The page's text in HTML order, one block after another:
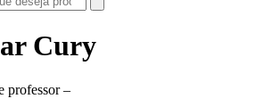
Cury
professor –